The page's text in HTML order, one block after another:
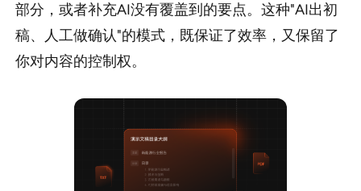
部分，或者补充AI没有覆盖到的要点。这种"AI出初
稿、人工做确认"的模式，既保证了效率，又保留了
你对内容的控制权。